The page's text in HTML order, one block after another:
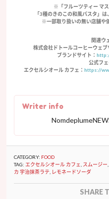
※「フルーツティー マス
「3種のきのこの和風パスタ」
※一部取り扱いの無い店舗や
関連ウ
株式会社ドトールコーヒーウェブ
ブランドサイト：
公式フ
エクセルシオール カフェ：https://
Writer info
CATEGORY: FOOD
TAG: エクセルシオール カフェ スムージー
カ 宇治抹茶ラテ レモネードソーダ
SHARE